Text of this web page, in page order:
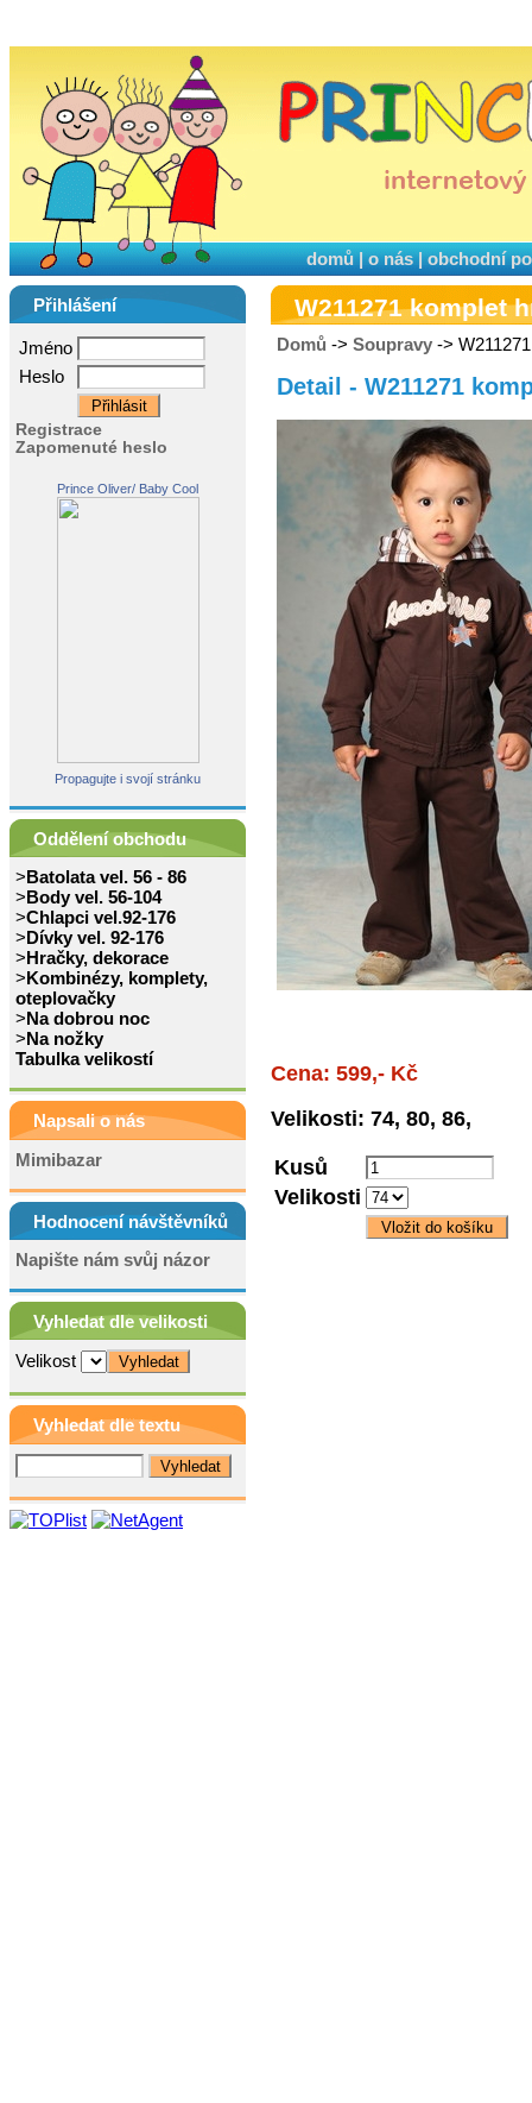
domů|o nás|obchodní
Přihlášení
Jméno
Heslo
Registrace
Zapomenuté heslo
Prince Oliver/ Baby Cool
Propagujte i svojí stránku
Oddělení obchodu
>Batolata vel. 56 - 86
>Body vel. 56-104
>Chlapci vel.92-176
>Dívky vel. 92-176
>Hračky, dekorace
>Kombinézy, komplety,
oteplovačky
>Na dobrou noc
>Na nožky
Tabulka velikostí
Napsali o nás
Mimibazar
Hodnocení návštěvníků
Napište nám svůj názor
Vyhledat dle velikosti
Velikost
Vyhledat dle textu
W211271 komplet
Domů -> Soupravy ->
Detail - W211271
Cena: 599,- Kč
Velikosti: 74, 80, 86,
Kusů
Velikosti